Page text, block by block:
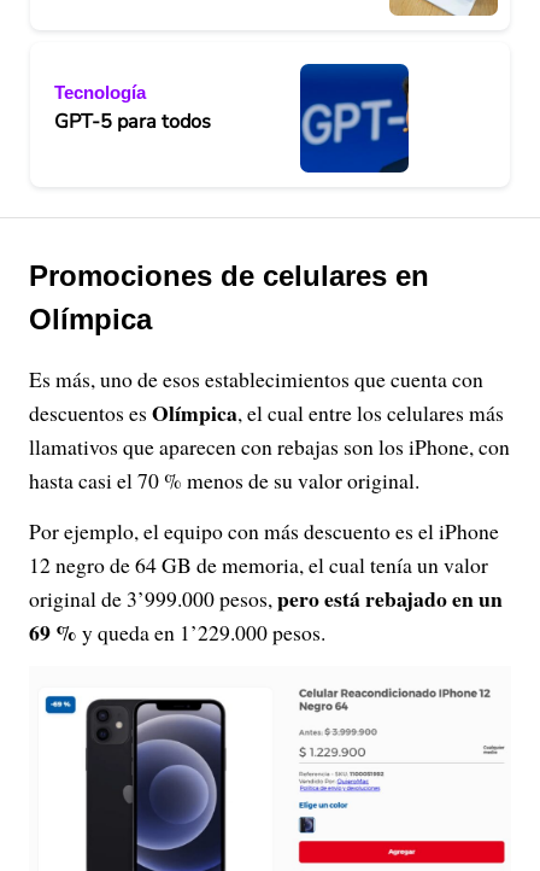
Tecnología
GPT-5 para todos
Promociones de celulares en
Olímpica
Es más, uno de esos establecimientos que cuenta con
descuentos es Olímpica, el cual entre los celulares más
llamativos que aparecen con rebajas son los iPhone, con
hasta casi el 70 % menos de su valor original.
Por ejemplo, el equipo con más descuento es el iPhone
12 negro de 64 GB de memoria, el cual tenía un valor
original de 3’999.000 pesos,pero está rebajado en un
69 % y queda en 1’229.000 pesos.